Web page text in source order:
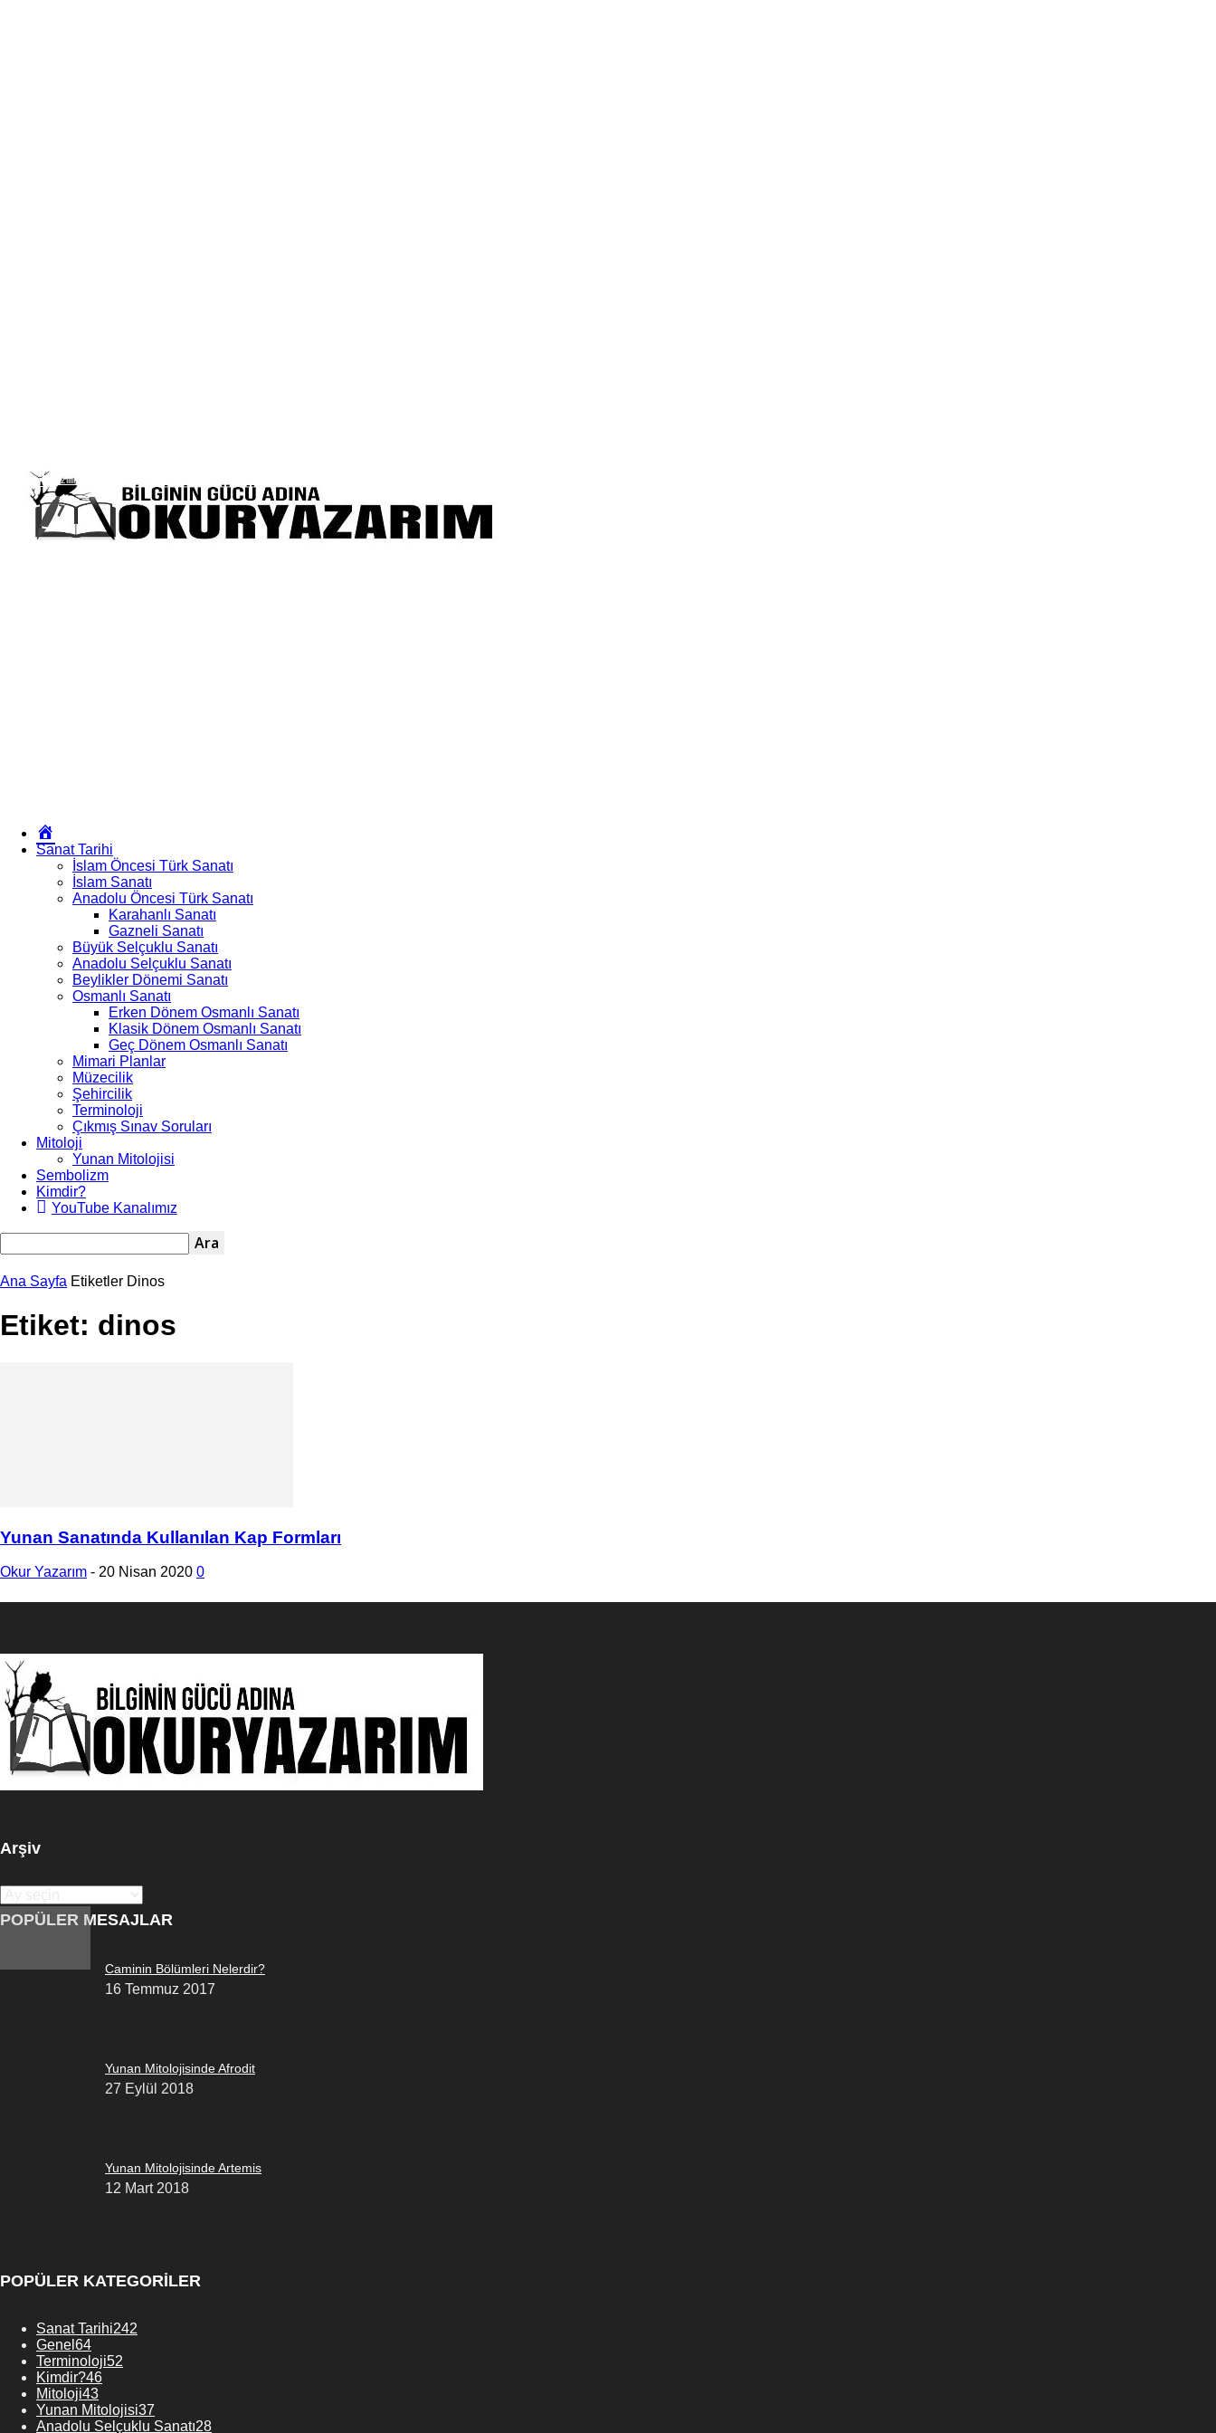
Gizlilik Politikası
Yazarım
Sanat Tarihi
İslam Öncesi Türk Sanatı
İslam Sanatı
Anadolu Öncesi Türk Sanatı
Karahanlı Sanatı
Gazneli Sanatı
Büyük Selçuklu Sanatı
Anadolu Selçuklu Sanatı
Beylikler Dönemi Sanatı
Osmanlı Sanatı
Erken Dönem Osmanlı Sanatı
Klasik Dönem Osmanlı Sanatı
Geç Dönem Osmanlı Sanatı
Mimari Planlar
Müzecilik
Şehircilik
Terminoloji
Çıkmış Sınav Soruları
Mitoloji
Yunan Mitolojisi
Sembolizm
Kimdir?
YouTube Kanalımız
Ana Sayfa Etiketler Dinos
Etiket: dinos
Yunan Sanatında Kullanılan Kap Formları
Okur Yazarım - 20 Nisan 2020 0
Arşiv
POPÜLER MESAJLAR
Caminin Bölümleri Nelerdir?
16 Temmuz 2017
Yunan Mitolojisinde Afrodit
27 Eylül 2018
Yunan Mitolojisinde Artemis
12 Mart 2018
POPÜLER KATEGORİLER
Sanat Tarihi242
Genel 64
Terminoloji52
Kimdir?46
Mitoloji43
Yunan Mitolojisi37
Anadolu Selçuklu Sanatı28